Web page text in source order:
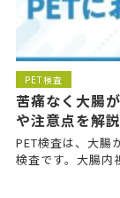
PET検査
苦痛なく大腸
や注意点を解説
PET検査は、大腸
検査です。大腸内